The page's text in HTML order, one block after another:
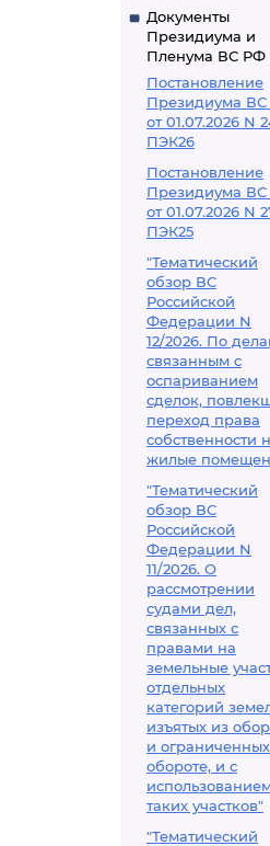
Документы
Президиума и
Пленума ВС РФ
Постановление
Президиума
от 01.07.2026 N
ПЭК26
Постановление
Президиума
от 01.07.2026 N
ПЭК25
"Тематический
обзор ВС
Российской
Федерации N
12/2026. По
связанным с
оспариванием
сделок,
переход права
собственности
жилые
"Тематический
обзор ВС
Российской
Федерации N
11/2026. О
рассмотрении
судами дел,
связанных с
правами на
земельные
отдельных
категорий
изъятых из
и
обороте, и с
таких участков"
"Тематический